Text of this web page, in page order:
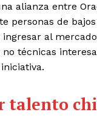
alianza entre
personas de
al
técnicas
talento